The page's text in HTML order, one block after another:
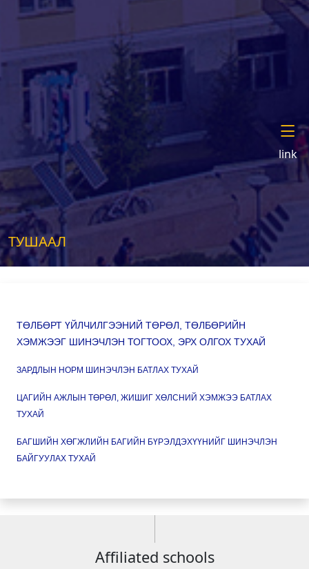
link
ТУШААЛ
ТӨЛБӨРТ ҮЙЛЧИЛГЭЭНИЙ ТӨРӨЛ, ТӨЛБӨРИЙН
ХЭМЖЭЭГ ШИНЭЧЛЭН ТОГТООХ, ЭРХ ОЛГОХ ТУХАЙ
ЗАРДЛЫН НОРМ ШИНЭЧЛЭН БАТЛАХ ТУХАЙ
ЦАГИЙН АЖЛЫН ТӨРӨЛ, ЖИШИГ ХӨЛСНИЙ ХЭМЖЭЭ БАТЛАХ
ТУХАЙ
БАГШИЙН ХӨГЖЛИЙН БАГИЙН БҮРЭЛДЭХҮҮНИЙГ ШИНЭЧЛЭН
БАЙГУУЛАХ ТУХАЙ
Affiliated schools